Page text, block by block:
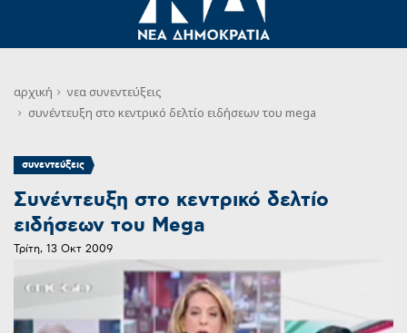
αρχική νεα συνεντεύξεις
συνέντευξη στο κεντρικό δελτίο ειδήσεων του mega
συνεντεύξεις
Συνέντευξη στο κεντρικό δελτίο
ειδήσεων του Mega
Τρίτη, 13 Οκτ 2009